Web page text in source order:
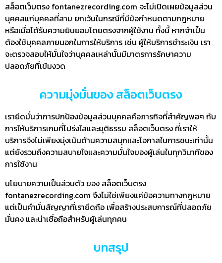
สล็อตเว็บตรง fontanezrecording.com จะไม่เปิดเผยข้อมูลส่วน
บุคคลแก่บุคคลที่สาม ยกเว้นในกรณีที่มีข้อกำหนดตามกฎหมาย
หรือเมื่อได้รับความยินยอมโดยตรงจากผู้ใช้งาน ทั้งนี้ หากจำเป็น
ต้องใช้บุคคลภายนอกในการให้บริการ เช่น ผู้ให้บริการชำระเงิน เรา
จะตรวจสอบให้มั่นใจว่าบุคคลเหล่านั้นมีมาตรการรักษาความ
ปลอดภัยที่เข้มงวด
ความมุ่งมั่นของ สล็อตเว็บตรง
เรายึดมั่นว่าการปกป้องข้อมูลส่วนบุคคลคือภารกิจที่สำคัญพอๆ กับ
การให้บริการเกมที่โปร่งใสและยุติธรรม สล็อตเว็บตรง ที่เราให้
บริการจึงไม่เพียงมุ่งเน้นด้านความสนุกและโอกาสในการชนะเท่านั้น
แต่ยังรวมถึงความสบายใจและความมั่นใจของผู้เล่นในทุกวินาทีของ
การใช้งาน
นโยบายความเป็นส่วนตัว ของ สล็อตเว็บตรง
fontanezrecording.com จึงไม่ใช่เพียงแค่ข้อความทางกฎหมาย
แต่เป็นคำมั่นสัญญาที่เรายึดถือ เพื่อสร้างประสบการณ์ที่ปลอดภัย
มั่นคง และน่าเชื่อถือสำหรับผู้เล่นทุกคน
บทสรุป